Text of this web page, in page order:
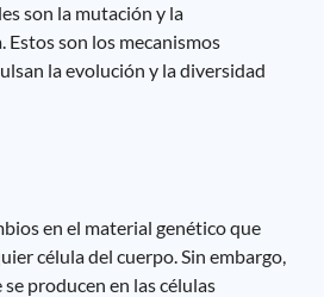
son la mutación y la
Estos son los mecanismos
la evolución y la diversidad
en el material genético que
célula del cuerpo. Sin embargo,
producen en las células